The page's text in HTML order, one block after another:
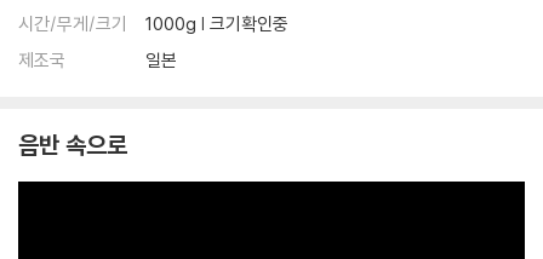
시간/무게/크기
1000g | 크기확인중
제조국
일본
음반 속으로